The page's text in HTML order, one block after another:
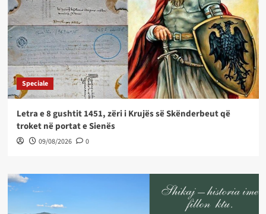
Speciale
Letra e 8 gushtit 1451, zëri i Krujës së Skënderbeut që
troket në portat e Sienës
09/08/2026 0